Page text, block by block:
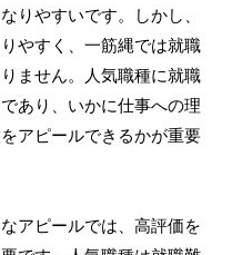
りやすいです。しかし、
やすく、一筋縄では就職
ません。人気職種に就職
あり、いかに仕事への理
アピールできるかが重要
アピールでは、高評価を